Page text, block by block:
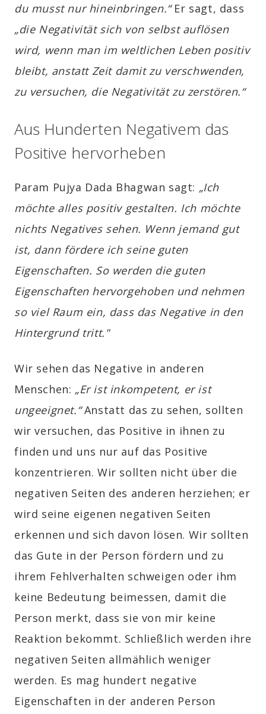
du musst nur hineinbringen.“Er sagt, dass
„die Negativität sich von selbst auflösen
wird, wenn man im weltlichen Leben positiv
bleibt, anstatt Zeit damit zu verschwenden,
zu versuchen, die Negativität zu zerstören.“
Aus Hunderten Negativem das
Positive hervorheben
Param Pujya Dada Bhagwan sagt: „Ich
möchte alles positiv gestalten. Ich möchte
nichts Negatives sehen. Wenn jemand gut
ist, dann fördere ich seine guten
Eigenschaften. So werden die guten
Eigenschaften hervorgehoben und nehmen
so viel Raum ein, dass das Negative in den
Hintergrund tritt."
Wir sehen das Negative in anderen
Menschen: „Er ist inkompetent, er ist
ungeeignet.“Anstatt das zu sehen, sollten
wir versuchen, das Positive in ihnen zu
finden und uns nur auf das Positive
konzentrieren. Wir sollten nicht über die
negativen Seiten des anderen herziehen; er
wird seine eigenen negativen Seiten
erkennen und sich davon lösen. Wir sollten
das Gute in der Person fördern und zu
ihrem Fehlverhalten schweigen oder ihm
keine Bedeutung beimessen, damit die
Person merkt, dass sie von mir keine
Reaktion bekommt. Schließlich werden ihre
negativen Seiten allmählich weniger
werden. Es mag hundert negative
Eigenschaften in der anderen Person